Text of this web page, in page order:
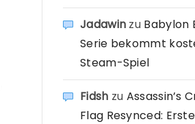
Jadawin zu Babylon
Serie bekommt
Steam-Spiel
Fidsh zu Assassin’s
Flag Resynced: